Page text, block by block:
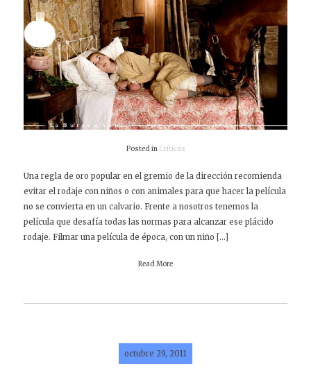
Posted in Críticas
Una regla de oro popular en el gremio de la dirección recomienda
evitar el rodaje con niños o con animales para que hacer la película
no se convierta en un calvario. Frente a nosotros tenemos la
película que desafía todas las normas para alcanzar ese plácido
rodaje. Filmar una película de época, con un niño […]
Read More
octubre 29, 2011